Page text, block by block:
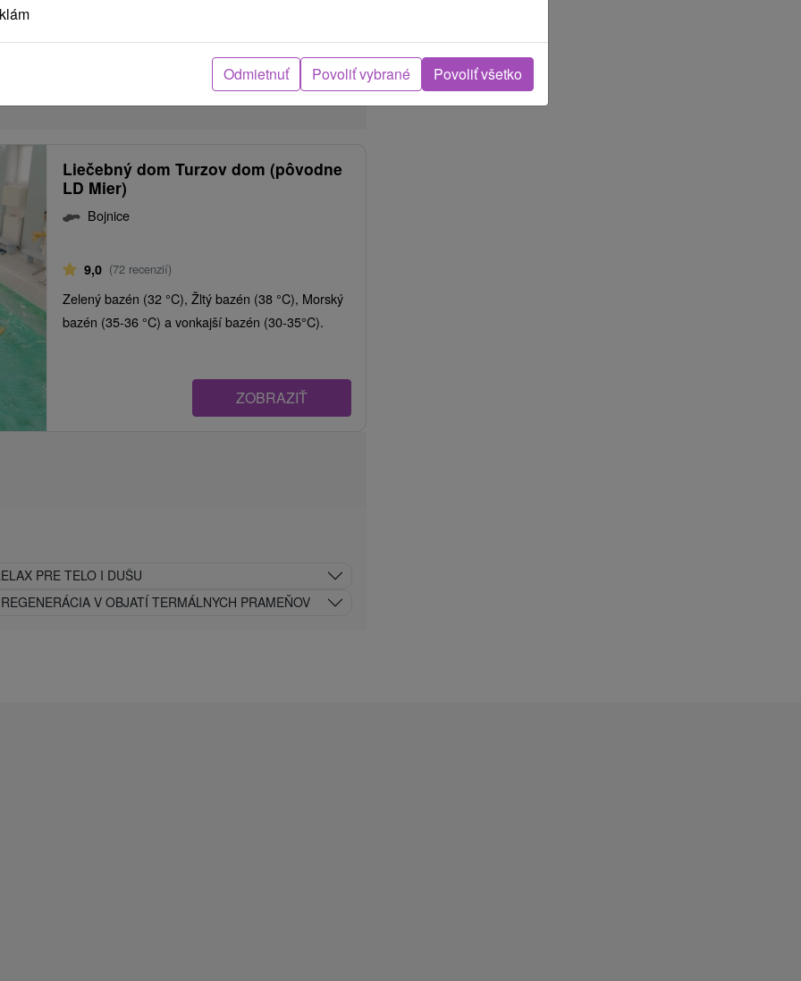
bude hotel po dobu 2 - 3 týždňov z technických
pre zlepšenie kvality poskytovaných služieb
Liečebný dom Turzov dom (pôvodne
LD Mier)
Bojnice
9,0 (72 recenzií)
Zelený bazén (32 °C), Žltý bazén (38 °C), Morský
bazén (35-36 °C) a vonkajší bazén (30-35°C).
ZOBRAZIŤ
PRE TELO I DUŠU
V OBJATÍ TERMÁLNYCH PRAMEŇOV
Odmietnuť Povoliť vybrané Povoliť všetko